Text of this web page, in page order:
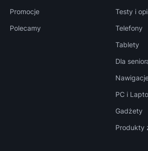
Promocje
Polecamy
Testy i
Telefony
Tablety
Dla
PC i
Gadżety
Produkty